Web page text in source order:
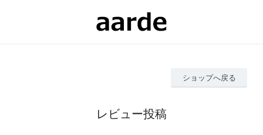
ショップへ戻る
レビュー投稿